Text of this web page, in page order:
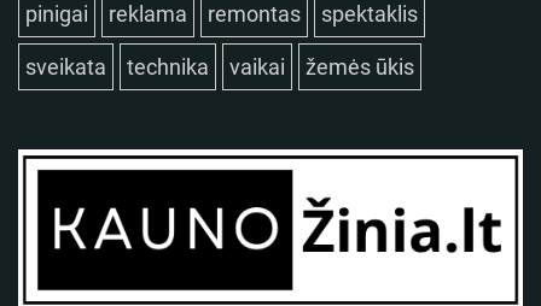
pinigai reklama remontas spektaklis
sveikata technika vaikai žemės ūkis